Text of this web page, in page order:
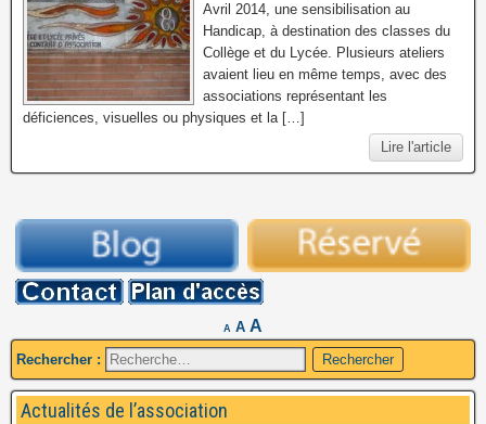
Avril 2014, une sensibilisation au
Handicap, à destination des classes du
Collège et du Lycée. Plusieurs ateliers
avaient lieu en même temps, avec des
associations représentant les
déficiences, visuelles ou physiques et la […]
Lire l'article
A A A
Rechercher :
Actualités de l’association